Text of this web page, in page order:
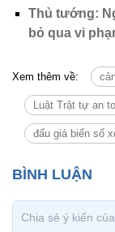
Thủ tướng:
bỏ qua vi
Xem thêm về:
Luật Trật tự an
đấu giá biển số